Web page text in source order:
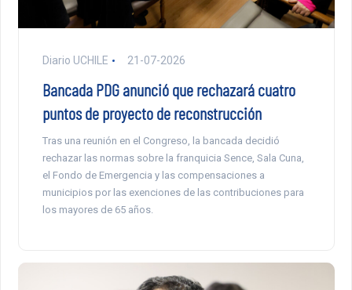
Diario UCHILE 21-07-2026
Bancada PDG anunció que rechazará cuatro
puntos de proyecto de reconstrucción
Tras una reunión en el Congreso, la bancada decidió
rechazar las normas sobre la franquicia Sence, Sala Cuna,
el Fondo de Emergencia y las compensaciones a
municipios por las exenciones de las contribuciones para
los mayores de 65 años.